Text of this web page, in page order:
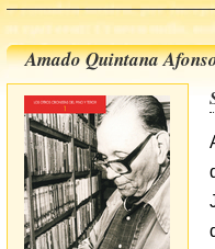
Amado Quintana